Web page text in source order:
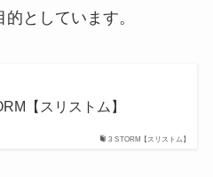
としています。
3 STORM【スリストム】
【スリストム】